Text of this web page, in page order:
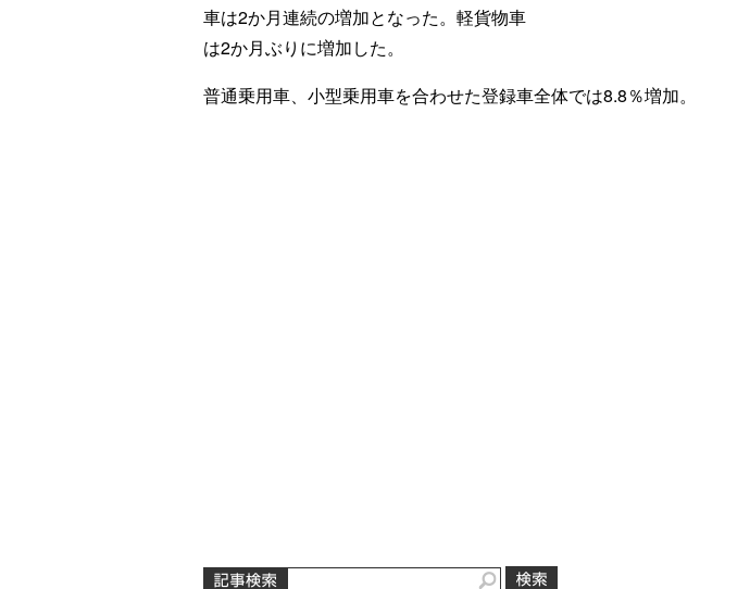
車は2か月連続の増加となった。軽貨物車
は2か月ぶりに増加した。
普通乗用車、小型乗用車を合わせた登録車全体では8.8％増加。